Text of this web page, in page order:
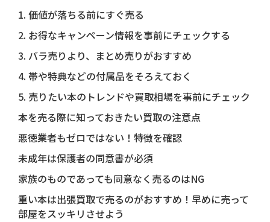
1. 価値が落ちる前にすぐ売る
2. お得なキャンペーン情報を事前にチェックする
3. バラ売りより、まとめ売りがおすすめ
4. 帯や特典などの付属品をそろえておく
5. 売りたい本のトレンドや買取相場を事前にチェック
本を売る際に知っておきたい買取の注意点
悪徳業者もゼロではない！特徴を確認
未成年は保護者の同意書が必須
家族のものであっても同意なく売るのはNG
重い本は出張買取で売るのがおすすめ！早めに売って
部屋をスッキリさせよう